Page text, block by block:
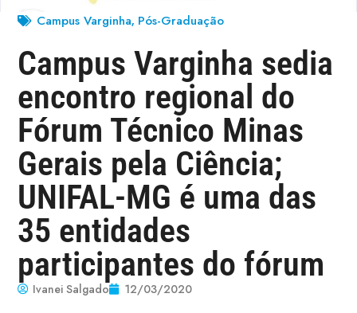
Campus Varginha, Pós-Graduação
Campus Varginha sedia
encontro regional do
Fórum Técnico Minas
Gerais pela Ciência;
UNIFAL-MG é uma das
35 entidades
participantes do fórum
Ivanei Salgado 12/03/2020